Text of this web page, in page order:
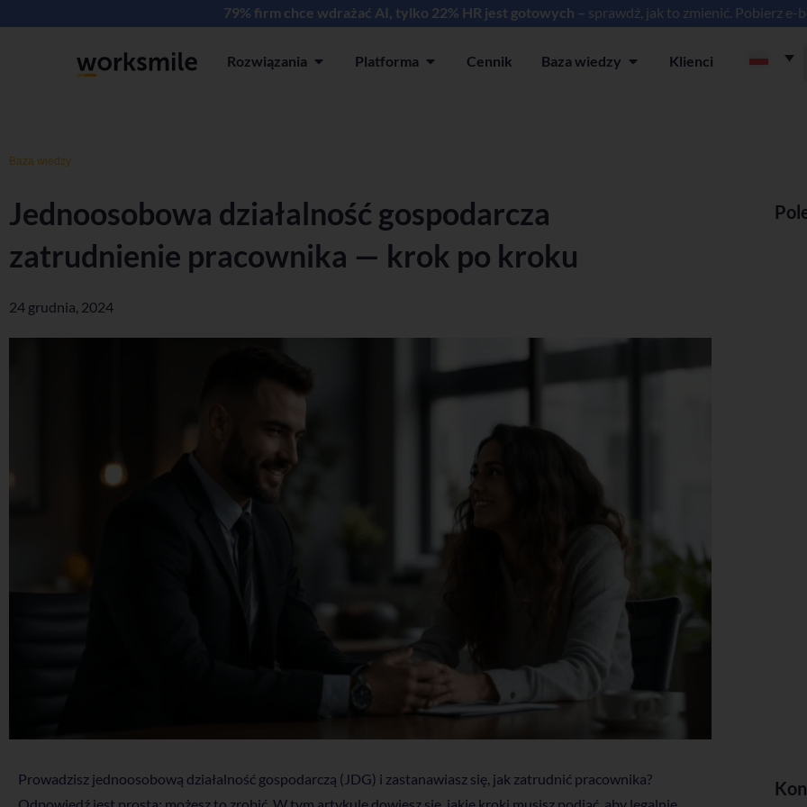
79% firm chce wdrażać AI, tylko 22% HR jest gotowych – sprawdź, jak to zmienić. Pobierz e-
Rozwiązania Open Rozwiązania
Platforma Open Platforma
Cennik Baza wiedzy Open Baza wiedzy
Klienci
Baza wiedzy
Jednoosobowa działalność gospodarcza
zatrudnienie pracownika — krok po kroku
24 grudnia, 2024
Prowadzisz jednoosobową działalność gospodarczą (JDG) i zastanawiasz się, jak zatrudnić pracownika?
Odpowiedź jest prosta: możesz to zrobić. W tym artykule dowiesz się, jakie kroki musisz podjąć, aby legalnie